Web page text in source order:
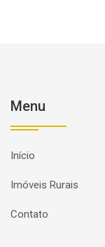
Menu
Início
Imóveis Rurais
Contato